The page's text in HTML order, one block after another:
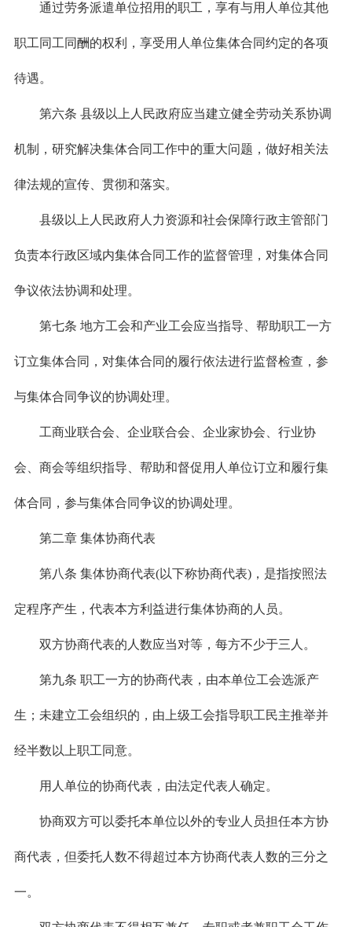
通过劳务派遣单位招用的职工，享有与用人单位其他
职工同工同酬的权利，享受用人单位集体合同约定的各项
待遇。
第六条 县级以上人民政府应当建立健全劳动关系协调
机制，研究解决集体合同工作中的重大问题，做好相关法
律法规的宣传、贯彻和落实。
县级以上人民政府人力资源和社会保障行政主管部门
负责本行政区域内集体合同工作的监督管理，对集体合同
争议依法协调和处理。
第七条 地方工会和产业工会应当指导、帮助职工一方
订立集体合同，对集体合同的履行依法进行监督检查，参
与集体合同争议的协调处理。
工商业联合会、企业联合会、企业家协会、行业协
会、商会等组织指导、帮助和督促用人单位订立和履行集
体合同，参与集体合同争议的协调处理。
第二章 集体协商代表
第八条 集体协商代表(以下称协商代表)，是指按照法
定程序产生，代表本方利益进行集体协商的人员。
双方协商代表的人数应当对等，每方不少于三人。
第九条 职工一方的协商代表，由本单位工会选派产
生；未建立工会组织的，由上级工会指导职工民主推举并
经半数以上职工同意。
用人单位的协商代表，由法定代表人确定。
协商双方可以委托本单位以外的专业人员担任本方协
商代表，但委托人数不得超过本方协商代表人数的三分之
一。